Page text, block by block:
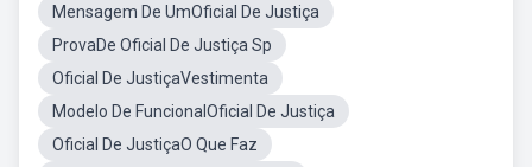
Mensagem De UmOficial De Justiça
ProvaDe Oficial De Justiça Sp
Oficial De JustiçaVestimenta
Modelo De FuncionalOficial De Justiça
Oficial De JustiçaO Que Faz